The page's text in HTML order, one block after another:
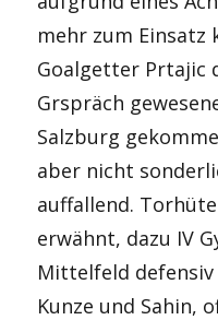
mehr zum Einsatz
Goalgetter Prtajic
Grspräch
Salzburg
aber nicht
auffallend.
erwähnt, dazu IV
Mittelfeld defensiv
Kunze und Sahin,